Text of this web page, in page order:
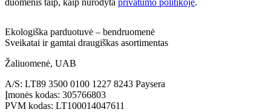
duomenis taip, kaip nurodyta privatumo politikoje.
Ekologiška parduotuvė – bendruomenė
Sveikatai ir gamtai draugiškas asortimentas
Žaliuomenė, UAB
A/S: LT89 3500 0100 1227 8243 Paysera
Įmonės kodas: 305766803
PVM kodas: LT100014047611